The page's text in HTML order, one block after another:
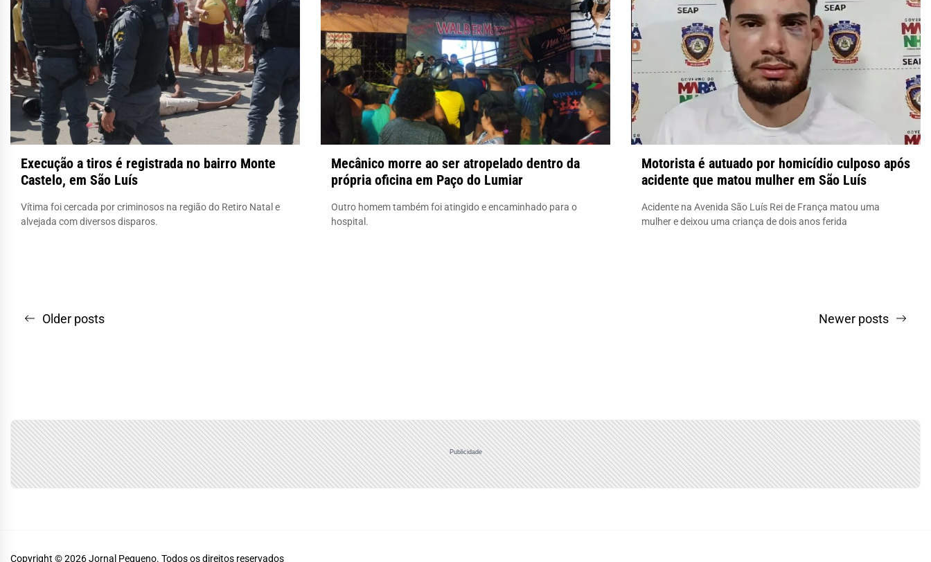
Execução a tiros é registrada no bairro Monte
Castelo, em São Luís
Vítima foi cercada por criminosos na região do Retiro Natal e
alvejada com diversos disparos.
Mecânico morre ao ser atropelado dentro da
própria oficina em Paço do Lumiar
Outro homem também foi atingido e encaminhado para o
hospital.
Motorista é autuado por homicídio culposo após
acidente que matou mulher em São Luís
Acidente na Avenida São Luís Rei de França matou uma
mulher e deixou uma criança de dois anos ferida
Navegação
Older posts Newer posts
Publicidade
Copyright © 2026Jornal Pequeno. Todos os direitos reservados